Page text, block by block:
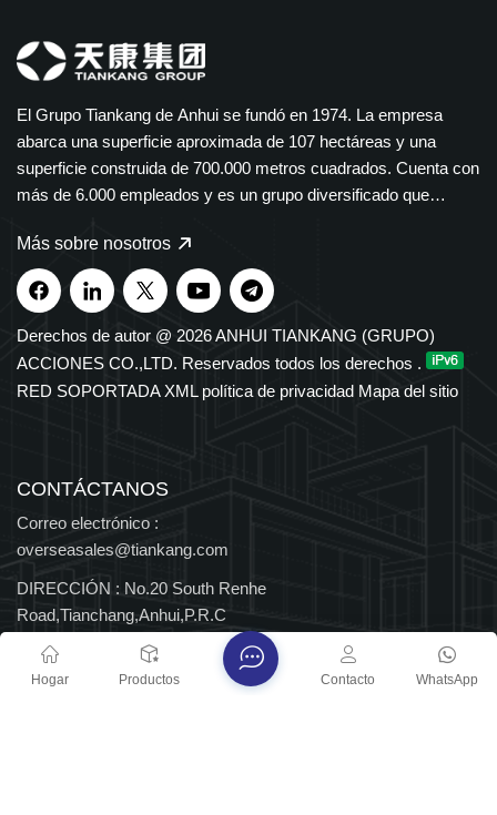
El Grupo Tiankang de Anhui se fundó en 1974. La empresa
abarca una superficie aproximada de 107 hectáreas y una
superficie construida de 700.000 metros cuadrados. Cuenta con
más de 6.000 empleados y es un grupo diversificado que
instrumentos y medidores, cables ópticos, productos médicos y
farmacéuticos, equipos eléctricos inteligentes y bandejas de
cables de polímero. Nuestros productos se utilizan ampliamente
en los sectores petroquímico, eléctrico, de transporte y de
nuevas energías. El Grupo cuenta con derechos de importación
y exportación independientes y ha sido reconocido durante
múltiples distinciones provinciales y nacionales.
Más sobre nosotros
Derechos de autor @ 2026 ANHUI TIANKANG (GRUPO)
ACCIONES CO.,LTD. Reservados todos los derechos .
RED SOPORTADA XML política de privacidad Mapa del sitio
CONTÁCTANOS
Correo electrónico :
overseasales@tiankang.com
DIRECCIÓN : No.20 South Renhe
Road,Tianchang,Anhui,P.R.C
Derechos de autor @ 2026 ANHUI TIANKANG (GRUPO)
Hogar Productos WhatsApp
Contacto